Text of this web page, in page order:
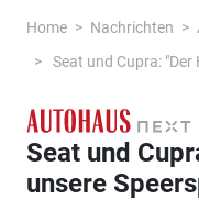
Home Nachrichten
Seat und Cupra:
Seat und
unsere